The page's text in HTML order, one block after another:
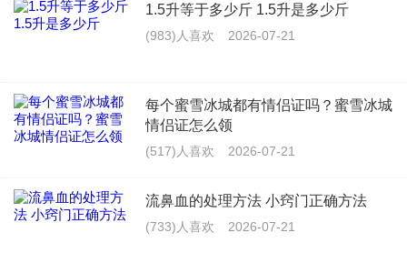
1.5升等于多少斤 1.5升是多少斤
(983)人喜欢 2026-07-21
每个蜜雪冰城都有情侣证吗？蜜雪冰城
情侣证怎么领
(517)人喜欢 2026-07-21
流鼻血的处理方法 小窍门正确方法
(733)人喜欢 2026-07-21